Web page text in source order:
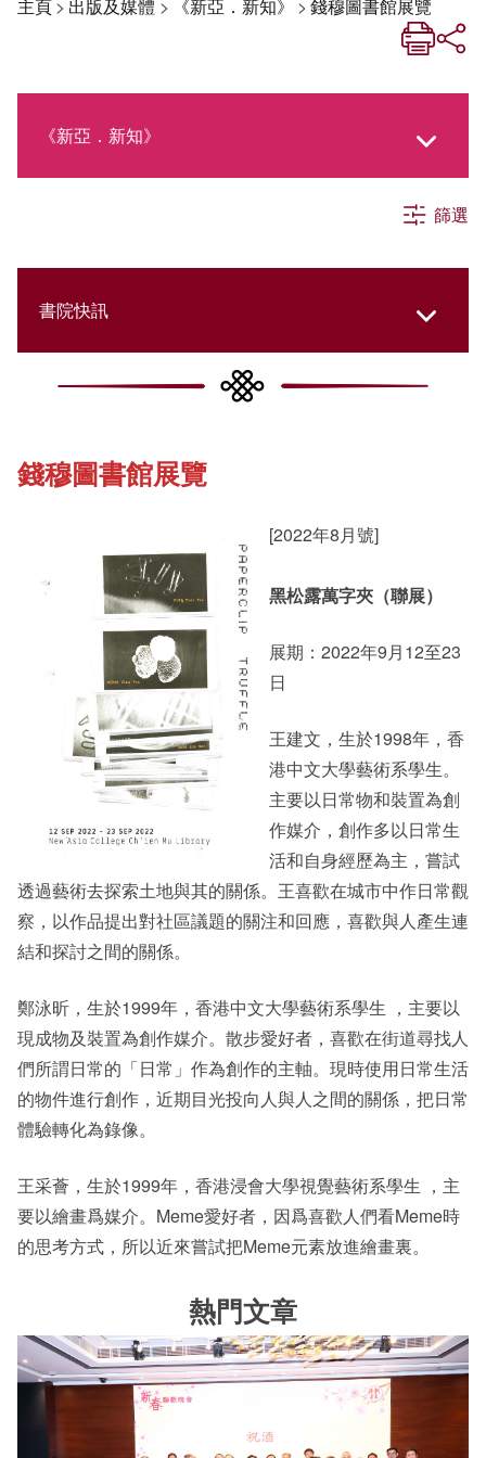
主頁> 出版及媒體 > 《新亞．新知》 > 錢穆圖書館展覽
《新亞．新知》
社交媒體專欄
《新亞簡訊》
《新亞書院概覽》
其他書院出版
新亞影集
影片庫
篩選
書院快訊
Cultural Topics
Student Development
Staff Engagement
Alumni Connections
錢穆圖書館展覽
[2022年8月號]
黑松露萬字夾（聯展）
展期：2022年9月12至23
日
王建文，生於1998年，香
港中文大學藝術系學生。
主要以日常物和裝置為創
作媒介，創作多以日常生
活和自身經歷為主，嘗試
透過藝術去探索土地與其的關係。王喜歡在城市中作日常觀
察，以作品提出對社區議題的關注和回應，喜歡與人產生連
結和探討之間的關係。
鄭泳昕，生於1999年，香港中文大學藝術系學生 ，主要以
現成物及裝置為創作媒介。散步愛好者，喜歡在街道尋找人
們所謂日常的「日常」作為創作的主軸。現時使用日常生活
的物件進行創作，近期目光投向人與人之間的關係，把日常
體驗轉化為錄像。
王采薈，生於1999年，香港浸會大學視覺藝術系學生 ，主
要以繪畫爲媒介。Meme愛好者，因爲喜歡人們看Meme時
的思考方式，所以近來嘗試把Meme元素放進繪畫裏。
熱門文章